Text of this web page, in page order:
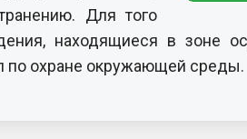
Для того
находящиеся в зоне
по охране окружающей среды.